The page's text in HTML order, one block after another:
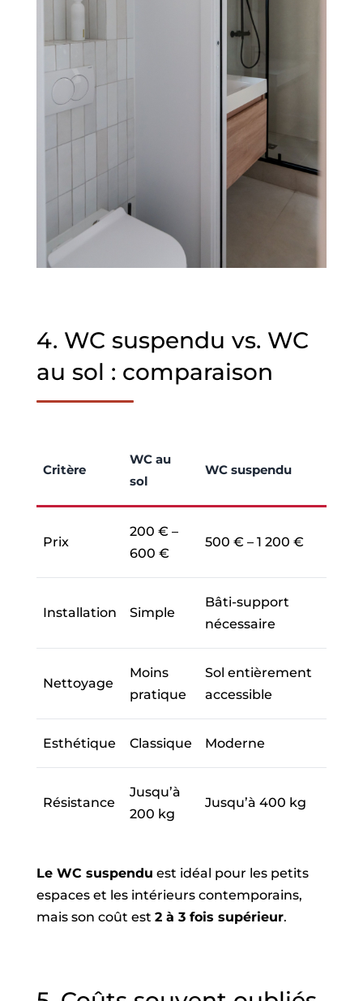
4. WC suspendu vs. WC
au sol : comparaison
Critère
WC au
sol
WC suspendu
Prix
200 € –
600 €
500 € – 1 200 €
Installation Simple
Bâti-support
nécessaire
Nettoyage
Moins
pratique
Sol entièrement
accessible
Esthétique Classique Moderne
Résistance
Jusqu’à
200 kg
Jusqu’à 400 kg
Le WC suspendu est idéal pour les petits
espaces et les intérieurs contemporains,
mais son coût est 2 à 3 fois supérieur.